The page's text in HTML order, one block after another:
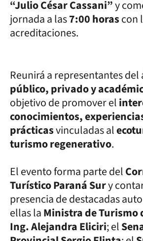
“Julio César Cassani”y
jornada a las7:00 horascon
acreditaciones.
Reunirá a representantes
público, privado y
objetivo de promover el
conocimientos,
prácticasvinculadas al
turismo regenerativo.
El evento forma parte del
Turístico Paraná Sury
presencia de destacadas
ellas laMinistra de Turismo
Ing. Alejandra Eliciri; el